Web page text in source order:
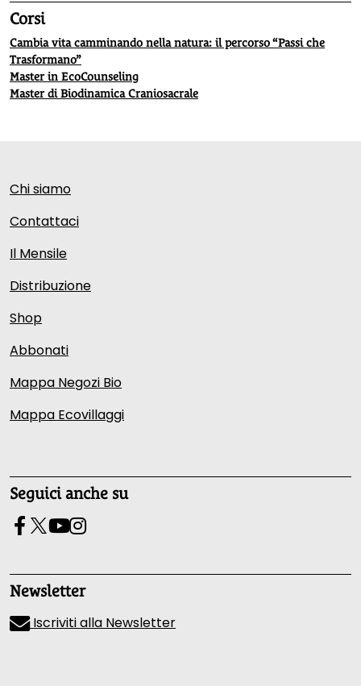
Corsi
Cambia vita camminando nella natura: il percorso “Passi che
Trasformano”
Master in EcoCounseling
Master di Biodinamica Craniosacrale
Chi siamo
Contattaci
Il Mensile
Distribuzione
Shop
Abbonati
Mappa Negozi Bio
Mappa Ecovillaggi
Seguici anche su
Newsletter
Iscriviti alla Newsletter